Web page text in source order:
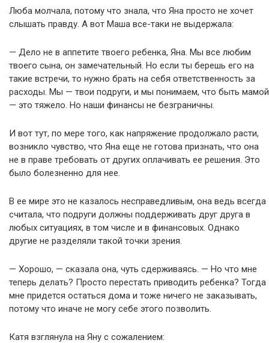
Люба молчала, потому что знала, что Яна просто не хочет
слышать правду. А вот Маша все-таки не выдержала:
— Дело не в аппетите твоего ребенка, Яна. Мы все любим
твоего сына, он замечательный. Но если ты берешь его на
такие встречи, то нужно брать на себя ответственность за
расходы. Мы — твои подруги, и мы понимаем, что быть мамой
— это тяжело. Но наши финансы не безграничны.
И вот тут, по мере того, как напряжение продолжало расти,
возникло чувство, что Яна еще не готова признать, что она
не в праве требовать от других оплачивать ее решения. Это
было болезненно для нее.
В ее мире это не казалось несправедливым, она ведь всегда
считала, что подруги должны поддерживать друг друга в
любых ситуациях, в том числе и в финансовых. Однако
другие не разделяли такой точки зрения.
— Хорошо, — сказала она, чуть сдерживаясь. — Но что мне
теперь делать? Просто перестать приводить ребенка? Тогда
мне придется остаться дома и тоже ничего не заказывать,
потому что иначе не могу себе этого позволить.
Катя взглянула на Яну с сожалением: